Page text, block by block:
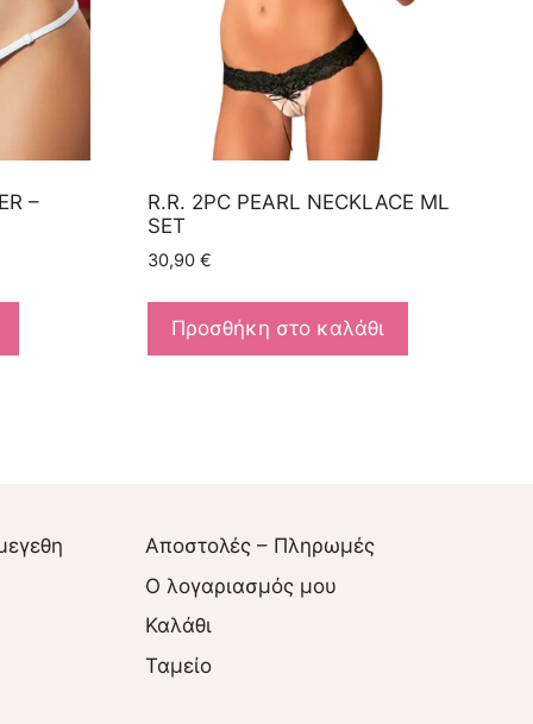
–
R.R. 2PC PEARL NECKLACE ML
SET
30,90€
Προσθήκη στο καλάθι
Αποστολές – Πληρωμές
O λογαριασμός μου
Καλάθι
Ταμείο